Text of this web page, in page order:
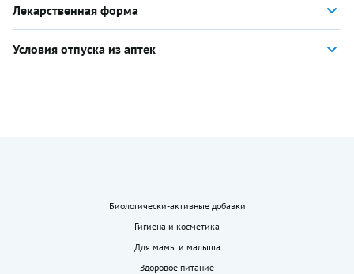
Лекарственная форма
Условия отпуска из аптек
Биологически-активные добавки
Гигиена и косметика
Для мамы и малыша
Здоровое питание